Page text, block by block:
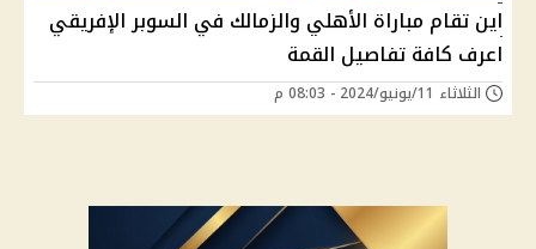
اين تقام مباراة الأهلي والزمالك في السوبر الإفريقي
اعرف كافة تفاصيل القمة
الثلاثاء 11/يونيو/2024 - 08:03 م